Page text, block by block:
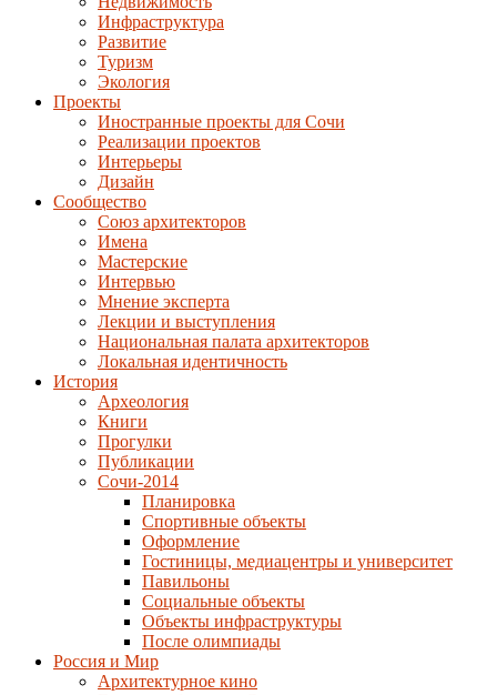
Инфраструктура
Развитие
Туризм
Экология
Проекты
Иностранные проекты для Сочи
Реализации проектов
Интерьеры
Дизайн
Сообщество
Союз архитекторов
Имена
Мастерские
Интервью
Мнение эксперта
Лекции и выступления
Национальная палата архитекторов
Локальная идентичность
История
Археология
Книги
Прогулки
Публикации
Сочи-2014
Планировка
Спортивные объекты
Оформление
Гостиницы, медиацентры и университет
Павильоны
Социальные объекты
Объекты инфраструктуры
После олимпиады
Россия и Мир
Архитектурное кино